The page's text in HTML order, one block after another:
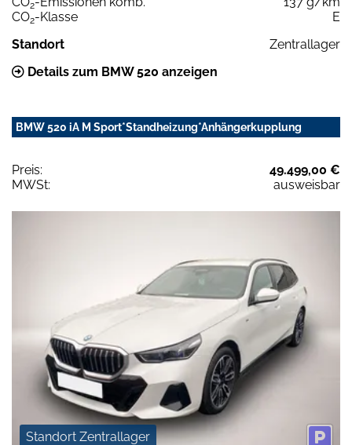
2
CO2-Klasse
E
Standort
Zentrallager
Details zum BMW 520 anzeigen
BMW 520 iA M Sport*Standheizung*Anhängerkupplung
Preis:
49.499,00 €
MWSt:
ausweisbar
Standort Zentrallager